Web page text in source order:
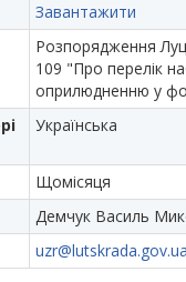
Завантажити
Розпорядження
109 "Про перелік
оприлюдненню у
Українська
Щомісяця
Демчук Василь
uzr@lutskrada.gov.ua